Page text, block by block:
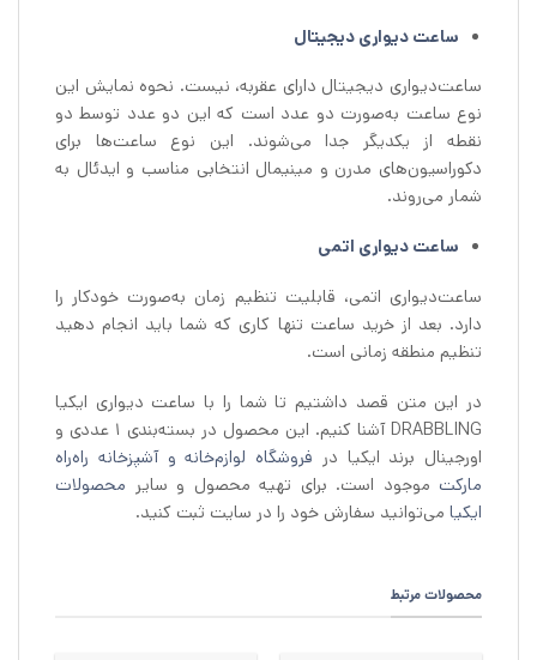
ساعت دیواری دیجیتال
ساعت‌دیواری دیجیتال دارای عقربه، نیست. نحوه نمایش این
نوع ساعت به‌صورت دو عدد است که این دو عدد توسط دو
نقطه از یکدیگر جدا می‌شوند. این نوع ساعت‌ها برای
دکوراسیون‌های مدرن و مینیمال انتخابی مناسب و ایدئال به
شمار می‌روند.
ساعت دیواری اتمی
ساعت‌دیواری اتمی، قابلیت تنظیم زمان به‌صورت خودکار را
دارد. بعد از خرید ساعت تنها کاری که شما باید انجام دهید
تنظیم منطقه زمانی است.
در این متن قصد داشتیم تا شما را با ساعت دیواری ایکیا
DRABBLING آشنا کنیم. این محصول در بسته‌بندی 1 عددی و
اورجینال برند ایکیا در فروشگاه لوازم‌خانه و آشپزخانه راه‌راه
مارکت موجود است. برای تهیه محصول و سایر محصولات
ایکیا می‌توانید سفارش خود را در سایت ثبت کنید.
محصولات مرتبط